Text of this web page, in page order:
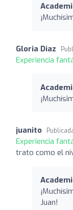
Gloria Diaz
Experiencia
juanito
Experiencia
trato como el
Juan!